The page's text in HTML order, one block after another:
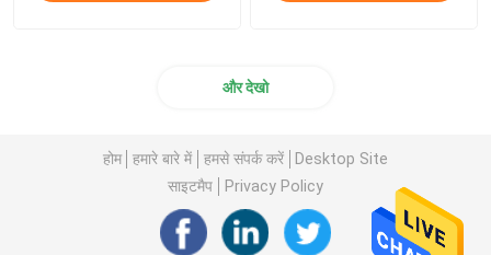
और देखो
होम हमारे बारे में हमसे संपर्क करें
Desktop Site
साइटमैप
Privacy Policy